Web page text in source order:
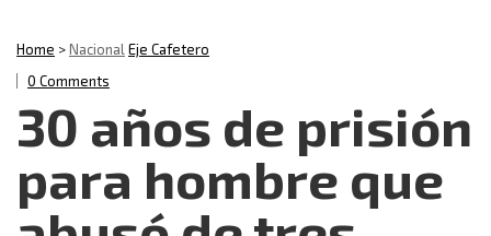
Home >NacionalEje Cafetero
0 Comments
30 años de prisión
para hombre que